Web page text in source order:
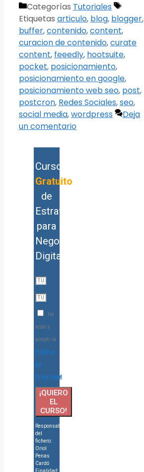
Categorías Tutoriales
Etiquetas articulo, blog, blogger,
buffer,contenido,content,
curacion de contenido,curate
content, feeedly, hootsuite,
pocket, posicionamiento,
posicionamiento en google,
posicionamiento web seo, post,
postcron, Redes Sociales,seo,
social media,wordpress
Deja
un comentario
Curso
Gratuito
de
Estrategia
para
Negocios
Digitales
He
leído y
acepto la
Política
de
Privacidad
¡QUIERO
EL
CURSO!
Responsable
del
fichero:
Oriol
Penas
Cardó
Finalidad: